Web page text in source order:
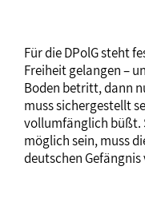
Für die DPolG steht
Freiheit gelangen –
Boden betritt, dann
muss sichergestellt
vollumfänglich büßt.
möglich sein, muss
deutschen